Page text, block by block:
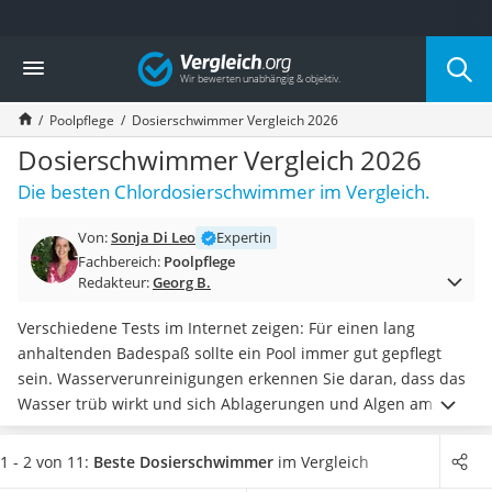
Die beliebtesten Vergleiche nach Kategorie
Baumarkt
Tresor feuerfest
Makita-Akku-Rasenmäher
Kappsäge
Smartes Türschloss
Akku-Rasentrimmer
Split-Klimaanlage 2 Innengeräte
Pelletofen
Tiefbrunnenpumpe
Fliesenschneider
Hochdruckreiniger
Doppelschleifer
Überwachungskamera
Benzinrasenmäher mit Elektrostart
Vergleich
Poolpflege Dosierschwimmer Vergleich 2026
Dosierschwimmer Vergleich 2026
Die besten Chlordosierschwimmer im Vergleich.
Von:Sonja Di Leo
Expertin
Fachbereich: Poolpflege
Redakteur:Georg B.
Verschiedene Tests im Internet zeigen: Für einen lang
anhaltenden Badespaß sollte ein Pool immer gut gepflegt
sein. Wasserverunreinigungen erkennen Sie daran, dass das
Wasser trüb wirkt und sich Ablagerungen und Algen am
Poolrand und -boden bilden, welche auch gesundheitliche
Schäden verursachen können. Mit einem Dosierschwimmer,
1 - 2 von 11: Beste Dosierschwimmer im Vergleich